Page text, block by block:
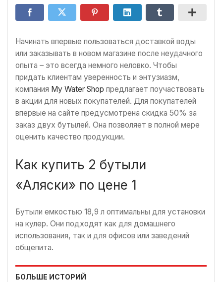
Начинать впервые пользоваться доставкой воды
или заказывать в новом магазине после неудачного
опыта – это всегда немного неловко. Чтобы
придать клиентам уверенность и энтузиазм,
компания My Water Shop предлагает поучаствовать
в акции для новых покупателей. Для покупателей
впервые на сайте предусмотрена скидка 50% за
заказ двух бутылей. Она позволяет в полной мере
оценить качество продукции.
Как купить 2 бутыли
«Аляски» по цене 1
Бутыли емкостью 18,9 л оптимальны для установки
на кулер. Они подходят как для домашнего
использования, так и для офисов или заведений
общепита.
БОЛЬШЕ ИСТОРИЙ